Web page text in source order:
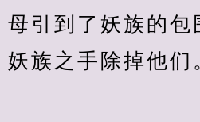
母引到了妖族的包
妖族之手除掉他们